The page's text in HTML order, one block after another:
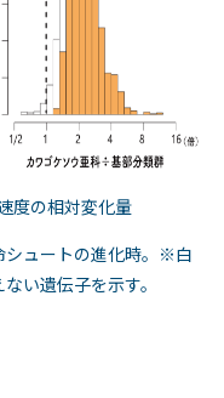
度の相対変化量
シュートの進化時。※白
い遺伝子を示す。